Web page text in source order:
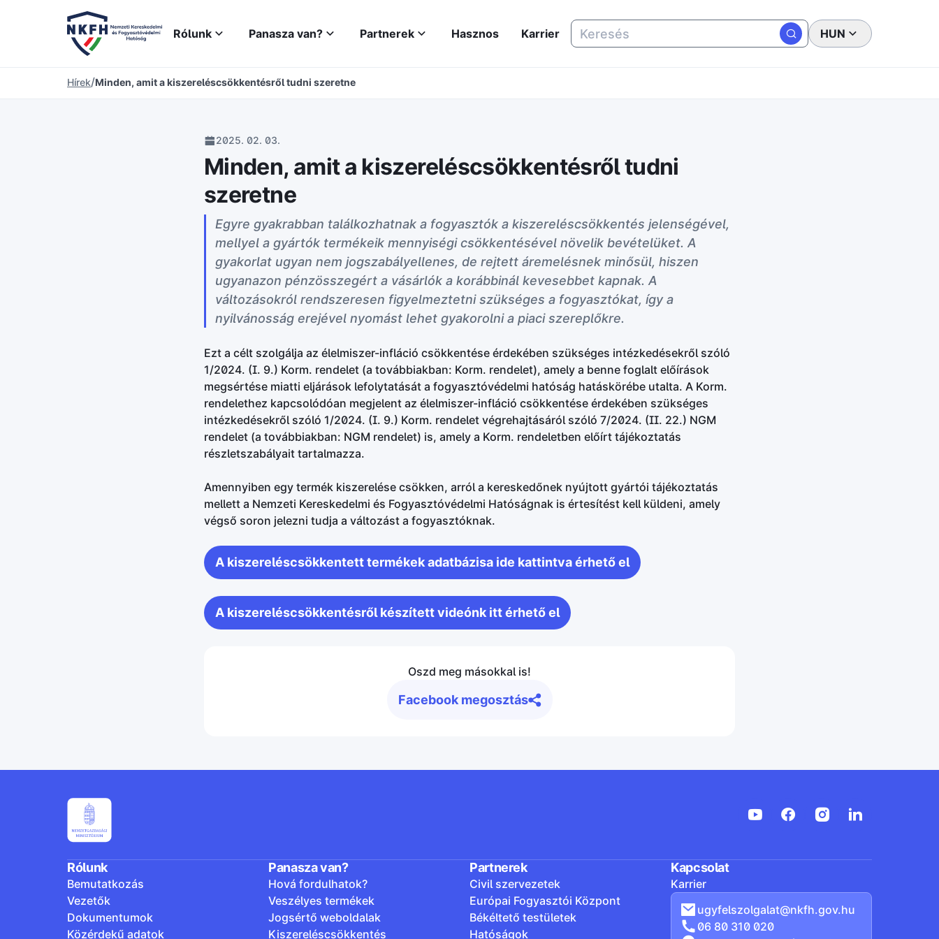
Rólunk Panasza van? Partnerek Hasznos Karrier HUN
Hírek/Minden, amit a kiszereléscsökkentésről tudni szeretne
2025. 02. 03.
Minden, amit a kiszereléscsökkentésről tudni
szeretne
Egyre gyakrabban találkozhatnak a fogyasztók a kiszereléscsökkentés jelenségével,
mellyel a gyártók termékeik mennyiségi csökkentésével növelik bevételüket. A
gyakorlat ugyan nem jogszabályellenes, de rejtett áremelésnek minősül, hiszen
ugyanazon pénzösszegért a vásárlók a korábbinál kevesebbet kapnak. A
változásokról rendszeresen figyelmeztetni szükséges a fogyasztókat, így a
nyilvánosság erejével nyomást lehet gyakorolni a piaci szereplőkre.
Ezt a célt szolgálja az élelmiszer-infláció csökkentése érdekében szükséges intézkedésekről szóló
1/2024. (I. 9.) Korm. rendelet (a továbbiakban: Korm. rendelet), amely a benne foglalt előírások
megsértése miatti eljárások lefolytatását a fogyasztóvédelmi hatóság hatáskörébe utalta. A Korm.
rendelethez kapcsolódóan megjelent az élelmiszer-infláció csökkentése érdekében szükséges
intézkedésekről szóló 1/2024. (I. 9.) Korm. rendelet végrehajtásáról szóló 7/2024. (II. 22.) NGM
rendelet (a továbbiakban: NGM rendelet) is, amely a Korm. rendeletben előírt tájékoztatás
részletszabályait tartalmazza.
Amennyiben egy termék kiszerelése csökken, arról a kereskedőnek nyújtott gyártói tájékoztatás
mellett a Nemzeti Kereskedelmi és Fogyasztóvédelmi Hatóságnak is értesítést kell küldeni, amely
végső soron jelezni tudja a változást a fogyasztóknak.
A kiszereléscsökkentett termékek adatbázisa ide kattintva érhető el
A kiszereléscsökkentésről készített videónk itt érhető el
Oszd meg másokkal is!
Facebook megosztás
Rólunk
Bemutatkozás
Vezetők
Dokumentumok
Közérdekű adatok
Panasza van?
Hová fordulhatok?
Veszélyes termékek
Jogsértő weboldalak
Kiszereléscsökkentés
Partnerek
Civil szervezetek
Európai Fogyasztói Központ
Békéltető testületek
Hatóságok
Kapcsolat
Karrier
ugyfelszolgalat@nkfh.gov.hu
06 80 310 020